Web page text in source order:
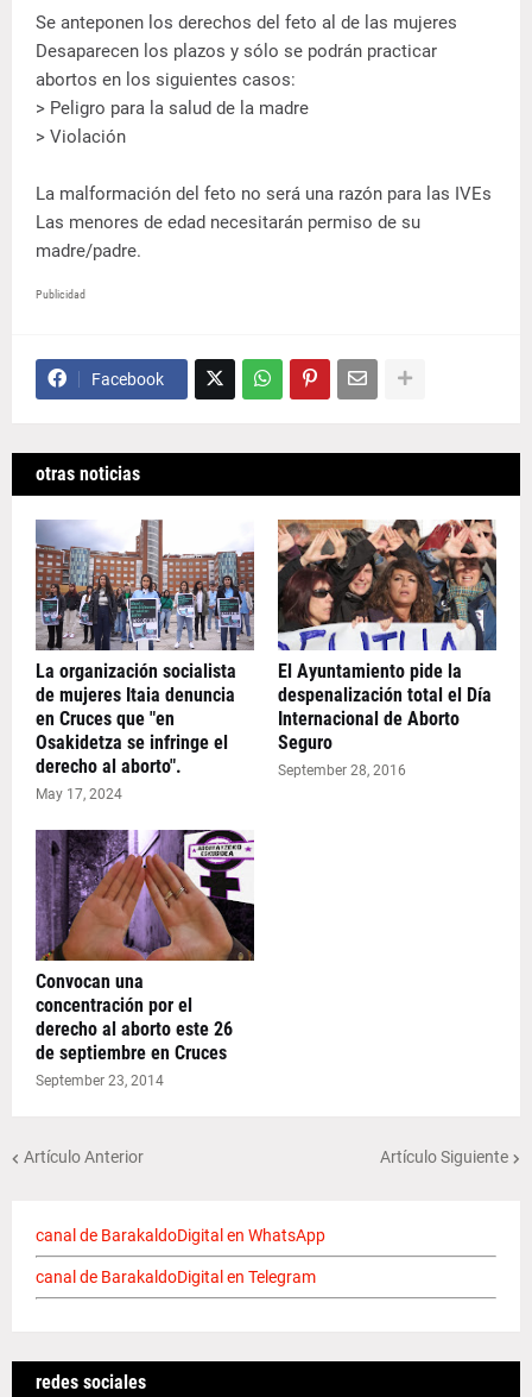
Se anteponen los derechos del feto al de las mujeres
Desaparecen los plazos y sólo se podrán practicar
abortos en los siguientes casos:
> Peligro para la salud de la madre
> Violación
La malformación del feto no será una razón para las IVEs
Las menores de edad necesitarán permiso de su
madre/padre.
Publicidad
Facebook
otras noticias
La organización socialista
de mujeres Itaia denuncia
en Cruces que "en
Osakidetza se infringe el
derecho al aborto".
May 17, 2024
El Ayuntamiento pide la
despenalización total el Día
Internacional de Aborto
Seguro
September 28, 2016
Convocan una
concentración por el
derecho al aborto este 26
de septiembre en Cruces
September 23, 2014
Artículo Anterior Artículo Siguiente
canal de BarakaldoDigital en WhatsApp
canal de BarakaldoDigital en Telegram
redes sociales